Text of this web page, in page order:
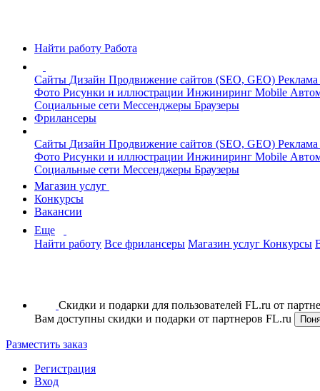
Найти работу Работа
Сайты Дизайн Продвижение сайтов (SEO, GEO)
Фото Рисунки и иллюстрации Инжиниринг Mobile
Социальные сети Мессенджеры Браузеры
Фрилансеры
Сайты Дизайн Продвижение сайтов (SEO, GEO)
Фото Рисунки и иллюстрации Инжиниринг Mobile
Социальные сети Мессенджеры Браузеры
Магазин услуг
Конкурсы
Вакансии
Еще
Найти работу Все фрилансеры Магазин услуг Конкурсы
Скидки и подарки для пользователей FL.ru от
Вам доступны скидки и подарки от партнеров FL.ru
Разместить заказ
Регистрация
Вход